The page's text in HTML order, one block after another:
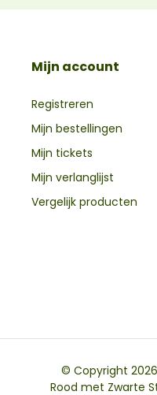
Mijn account
Registreren
Mijn bestellingen
Mijn tickets
Mijn verlanglijst
Vergelijk producten
© Copyright
Rood met Zwarte